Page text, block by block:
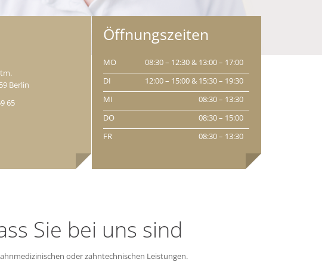
Berlin
65
Öffnungszeiten
MO
08:30 – 12:30 & 13:00 – 17:00
DI
12:00 – 15:00 & 15:30 – 19:30
MI
08:30 – 13:30
DO
08:30 – 15:00
FR
08:30 – 13:30
Sie bei uns sind
oder zahntechnischen Leistungen.